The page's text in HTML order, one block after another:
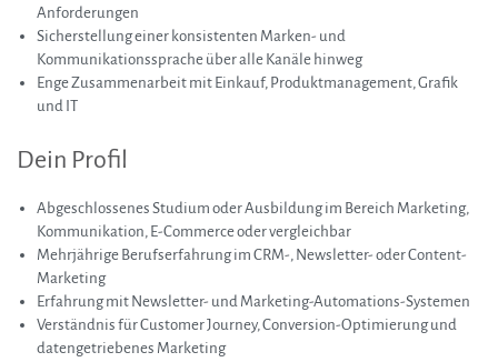
Anforderungen
Sicherstellung einer konsistenten Marken- und
Kommunikationssprache über alle Kanäle hinweg
Enge Zusammenarbeit mit Einkauf, Produktmanagement, Grafik
und IT
Dein Profil
Abgeschlossenes Studium oder Ausbildung im Bereich Marketing,
Kommunikation, E-Commerce oder vergleichbar
Mehrjährige Berufserfahrung im CRM-, Newsletter- oder Content-
Marketing
Erfahrung mit Newsletter- und Marketing-Automations-Systemen
Verständnis für Customer Journey, Conversion-Optimierung und
datengetriebenes Marketing